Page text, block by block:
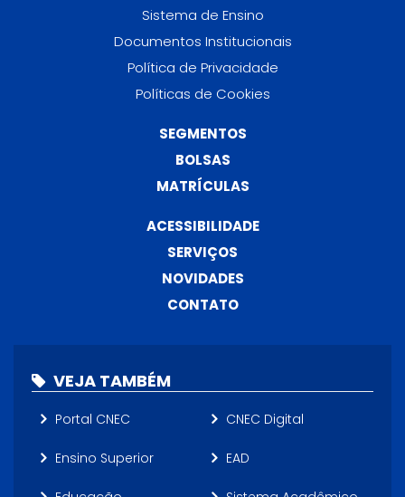
Sistema de Ensino
Documentos Institucionais
Política de Privacidade
Políticas de Cookies
SEGMENTOS
BOLSAS
MATRÍCULAS
ACESSIBILIDADE
SERVIÇOS
NOVIDADES
CONTATO
VEJA TAMBÉM
Portal CNEC CNEC Digital
Ensino Superior EAD